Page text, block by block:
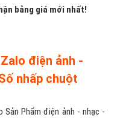
bảng giá mới nhất!
điện ảnh -
nhấp chuột
Sản Phẩm điện ảnh - nhạc -